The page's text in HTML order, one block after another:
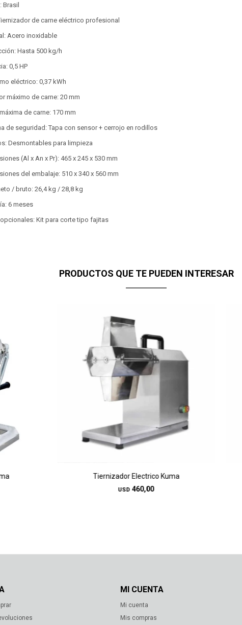
Brasil
de carne eléctrico profesional
Acero inoxidable
Hasta 500 kg/h
0,5 HP
eléctrico: 0,37 kWh
máximo de carne: 20 mm
de carne: 170 mm
de seguridad: Tapa con sensor + cerrojo en rodillos
Desmontables para limpieza
(Al x An x Pr): 465 x 245 x 530 mm
del embalaje: 510 x 340 x 560 mm
/ bruto: 26,4 kg / 28,8 kg
6 meses
Kit para corte tipo fajitas
PRODUCTOS QUE TE PUEDEN INTERESAR
Tiernizador Electrico Kuma
USD 460,00
MI CUENTA
Mi cuenta
Mis compras